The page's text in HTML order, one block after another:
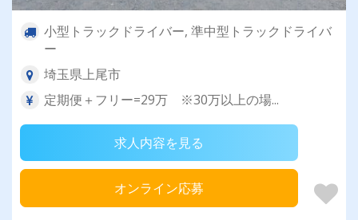
小型トラックドライバー, 準中型トラックドライバ
ー
埼玉県上尾市
定期便＋フリー=29万 ※30万以上の場...
求人内容を見る
オンライン応募